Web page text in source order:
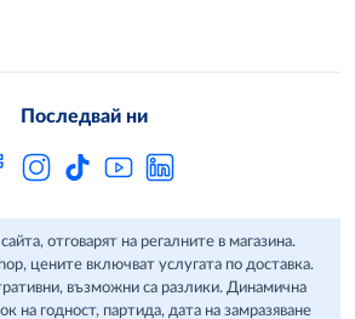
Последвай ни
отговарят на регалните в магазина.
цените включват услугата по доставка.
възможни са разлики. Динамична
на годност, партида, дата на замразяване